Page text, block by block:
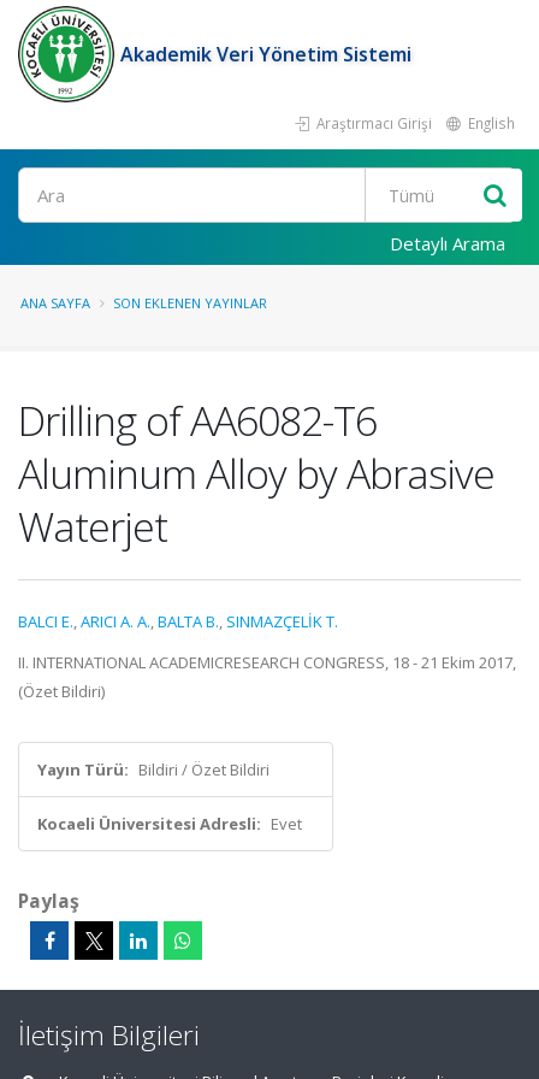
Akademik Veri Yönetim Sistemi
Araştırmacı Girişi English
Ara
Detaylı Arama
ANA SAYFA SON EKLENEN YAYINLAR
Drilling of AA6082-T6
Aluminum Alloy by Abrasive
Waterjet
BALCI E.,ARICI A. A.,BALTA B., SINMAZÇELİK T.
II. INTERNATIONAL ACADEMICRESEARCH CONGRESS, 18 - 21 Ekim 2017,
(Özet Bildiri)
Yayın Türü: Bildiri / Özet Bildiri
Kocaeli Üniversitesi Adresli: Evet
Paylaş
İletişim Bilgileri